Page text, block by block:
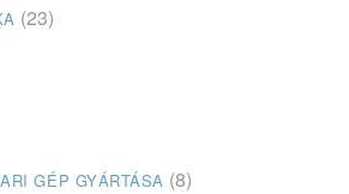
(23)
GÉP GYÁRTÁSA (8)